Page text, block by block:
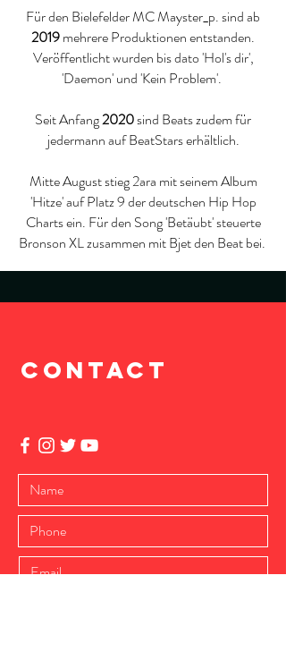
Für den Bielefelder MC Mayster_p. sind ab
2019mehrere Produktionen entstanden.
Veröffentlicht wurden bis dato 'Hol's dir',
'Daemon' und 'Kein Problem'.
Seit Anfang2020sind Beats zudem für
jedermann auf BeatStars erhältlich.
Mitte August stieg 2ara mit seinem Album
'Hitze' auf Platz 9 der deutschen Hip Hop
Charts ein. Für den Song 'Betäubt' steuerte
Bronson XL zusammen mit Bjet den Beat bei.
CONTACT